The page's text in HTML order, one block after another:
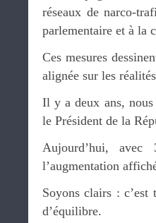
réseaux de narco-
parlementaire et à la
Ces mesures
alignée sur les
Il y a deux ans,
le Président de la
Aujourd’hui, avec
l’augmentation
Soyons clairs :
d’équilibre.